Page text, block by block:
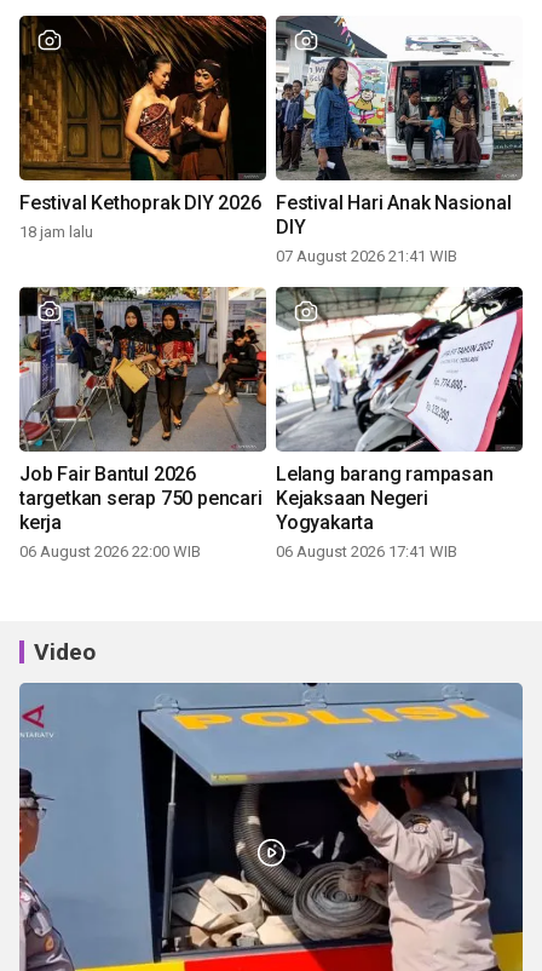
Festival Kethoprak DIY 2026
18 jam lalu
Festival Hari Anak Nasional
DIY
07 August 2026 21:41 WIB
Job Fair Bantul 2026
targetkan serap 750 pencari
kerja
06 August 2026 22:00 WIB
Lelang barang rampasan
Kejaksaan Negeri
Yogyakarta
06 August 2026 17:41 WIB
Video